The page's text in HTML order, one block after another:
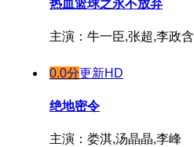
热血篮球之永不放弃
主演：牛一臣,张超,李政含
0.0分更新HD
绝地密令
主演：娄淇,汤晶晶,李峰